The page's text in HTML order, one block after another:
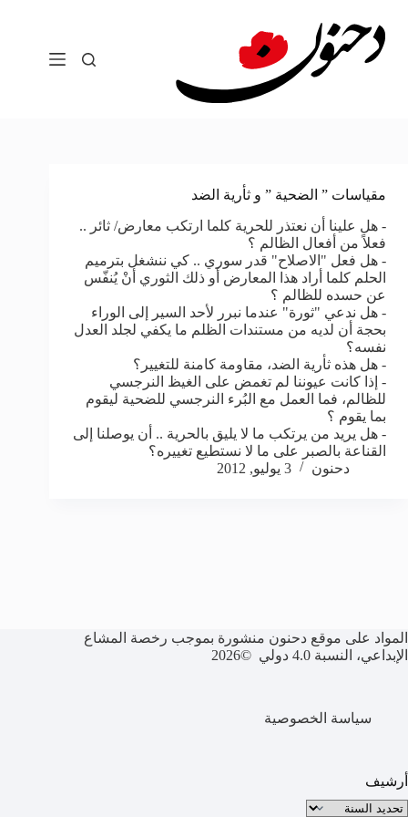
المحتوى
مقياسات ” الضحية ” و ثأرية الضد
- هل علينا أن نعتذر للحرية كلما ارتكب معارض/ ثائر ..
فعلاً من أفعال الظالم ؟
- هل فعل "الاصلاح" قدر سوري .. كي ننشغل بترميم
الحلم كلما أراد هذا المعارض أو ذلك الثوري أنْ يُنفّس
عن حسده للظالم ؟
- هل ندعي "ثورة" عندما نبرر لأحد السير إلى الوراء
بحجة أن لديه من مستندات الظلم ما يكفي لجلد العدل
نفسه؟
- هل هذه ثأرية الضد، مقاومة كامنة للتغيير؟
- إذا كانت عيوننا لم تغمض على الغيظ النرجسي
للظالم، فما العمل مع البُرء النرجسي للضحية ليقوم
بما يقوم ؟
- هل يريد من يرتكب ما لا يليق بالحرية .. أن يوصلنا إلى
القناعة بالصبر على ما لا نستطيع تغييره؟
دحنون
3 يوليو, 2012
المواد على موقع دحنون منشورة بموجب رخصة المشاع
الإبداعي، النسبة 4.0 دولي ©2026
سياسة الخصوصية
أرشيف
الأرشيف